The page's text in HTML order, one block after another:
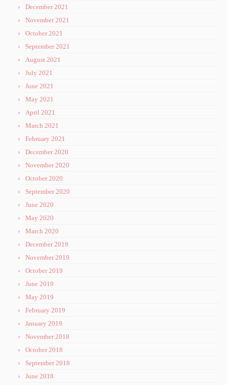
December 2021
November 2021
October 2021
September 2021
August 2021
July 2021
June 2021
May 2021
April 2021
March 2021
February 2021
December 2020
November 2020
October 2020
September 2020
June 2020
May 2020
March 2020
December 2019
November 2019
October 2019
June 2019
May 2019
February 2019
January 2019
November 2018
October 2018
September 2018
June 2018